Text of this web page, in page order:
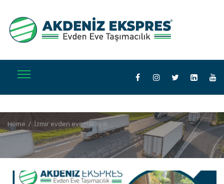
Home / İzmir evden eve nakliyat